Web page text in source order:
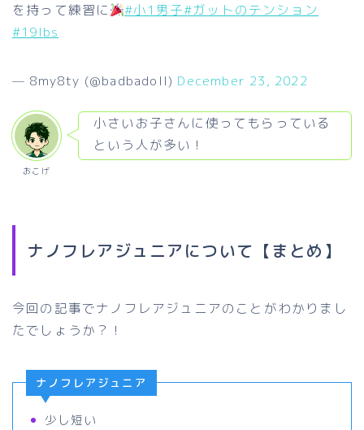
を持って練習に
#小1男子#ガットのテンション
#19lbs
— 8my8ty (@badbadoll) December 23, 2022
おこげ
小さいお子さんに使ってもらっている
という人が多い！
ナノフレアジュニアについて【まとめ】
今回の記事でナノフレアジュニアのことがわかりまし
たでしょうか？！
ナノフレアジュニア
少し短い